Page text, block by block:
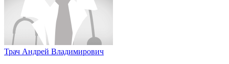
Трач Андрей Владимирович